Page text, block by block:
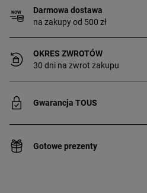
Darmowa dostawa
na zakupy od 500 zł
OKRES ZWROTÓW
30 dni na zwrot zakupu
Gwarancja TOUS
Gotowe prezenty